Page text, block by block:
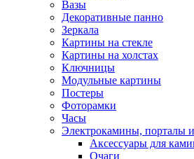
Вазы
Декоративные панно
Зеркала
Картины на стекле
Картины на холстах
Ключницы
Модульные картины
Постеры
Фоторамки
Часы
Электрокамины, порталы
Аксессуары для
Очаги